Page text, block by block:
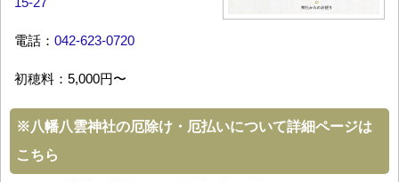
電話： 042-623-0720
初穂料：5,000円〜
※八幡八雲神社の厄除け・厄払いについて詳細ページは
こちら